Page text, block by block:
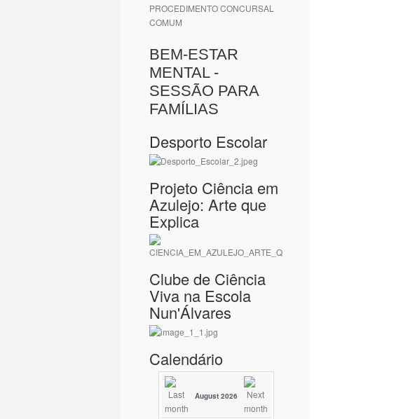
PROCEDIMENTO CONCURSAL
COMUM
BEM-ESTAR
MENTAL -
SESSÃO PARA
FAMÍLIAS
Desporto Escolar
Projeto Ciência em
Azulejo: Arte que
Explica
Clube de Ciência
Viva na Escola
Nun'Álvares
Calendário
August 2026